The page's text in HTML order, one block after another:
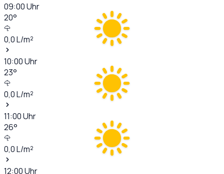
09:00Uhr
20°
0,0L/m²
10:00Uhr
23°
0,0L/m²
11:00Uhr
26°
0,0L/m²
12:00Uhr